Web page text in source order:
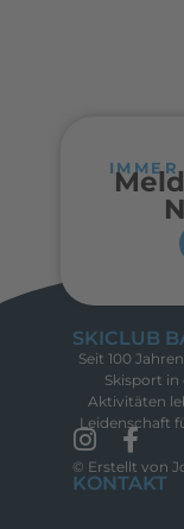
SKICLUB
Seit 100
Skisport in
Aktivitäten
Leidenschaft
© Erstellt von
KONTAKT